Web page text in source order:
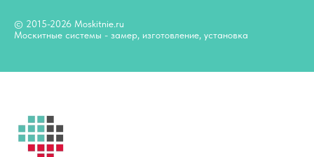
© 2015-2026 Moskitnie.ru
Москитные системы - замер, изготовление, установка